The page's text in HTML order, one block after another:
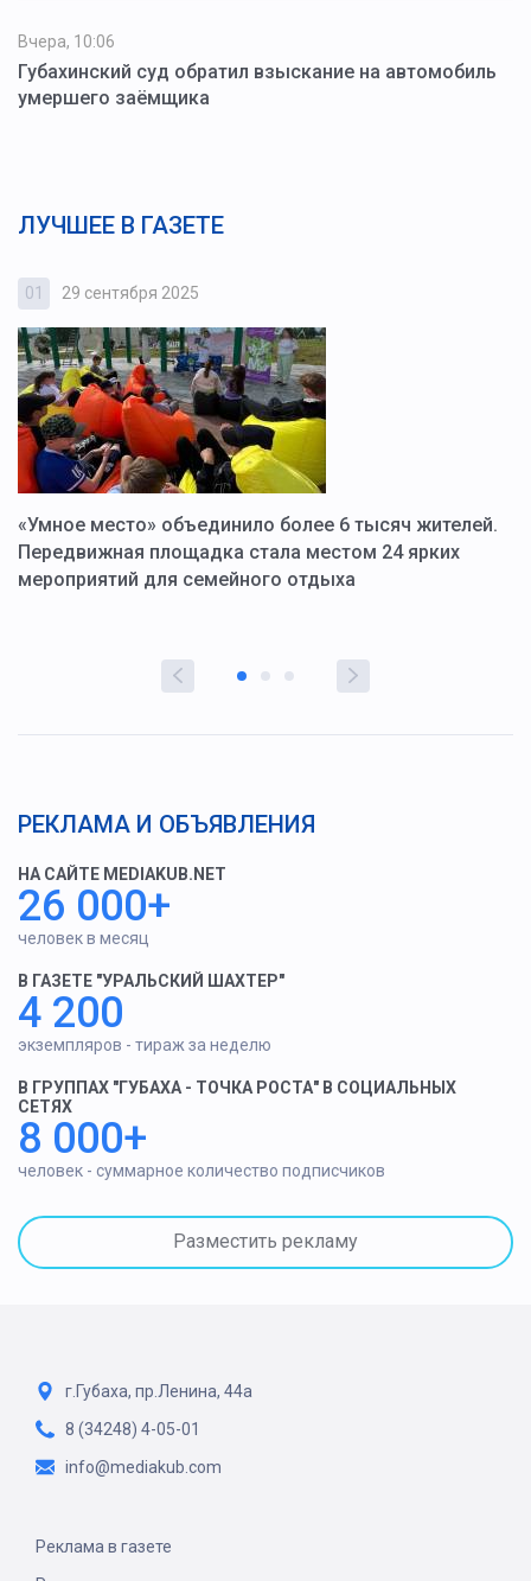
Вчера, 10:06
Губахинский суд обратил взыскание на автомобиль
умершего заёмщика
ЛУЧШЕЕ В ГАЗЕТЕ
01 29 сентября 2025
«Умное место» объединило более 6 тысяч жителей.
Передвижная площадка стала местом 24 ярких
мероприятий для семейного отдыха
РЕКЛАМА И ОБЪЯВЛЕНИЯ
НА САЙТЕ MEDIAKUB.NET
26 000+
человек в месяц
В ГАЗЕТЕ "УРАЛЬСКИЙ ШАХТЕР"
4 200
экземпляров - тираж за неделю
В ГРУППАХ "ГУБАХА - ТОЧКА РОСТА" В СОЦИАЛЬНЫХ
СЕТЯХ
8 000+
человек - суммарное количество подписчиков
Разместить рекламу
г.Губаха, пр.Ленина, 44а
8 (34248) 4-05-01
info@mediakub.com
Реклама в газете